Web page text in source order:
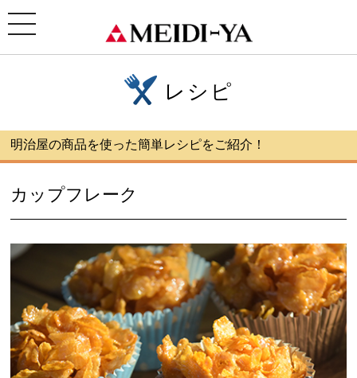
toggle
navigation
レシピ
明治屋の商品を使った簡単レシピをご紹介！
カップフレーク